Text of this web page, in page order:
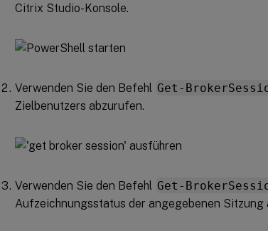
Citrix Studio-Konsole.
Verwenden Sie den Befehl Get-
Zielbenutzers abzurufen.
Verwenden Sie den Befehl Get-
Aufzeichnungsstatus der angegebenen Sitzung